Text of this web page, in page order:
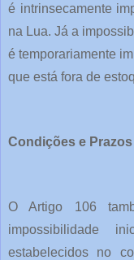
é intrinsecamente
na Lua. Já a
é temporariamente
que está fora de
Condições e Prazos
O Artigo 106
impossibilidade
estabelecidos no